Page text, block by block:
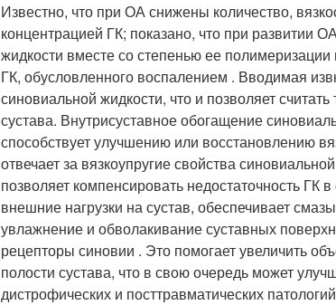
Известно, что при ОА снижены количество,
концентрацией ГК; показано, что при развитии
жидкости вместе со степенью ее
ГК, обусловленного воспалением . Вводимая
синовиальной жидкости, что и позволяет
сустава. Внутрисуставное обогащение
способствует улучшению или восстановлению
отвечает за вязкоупругие свойства
позволяет компенсировать недостаточность ГК
внешние нагрузки на сустав, обеспечивает
увлажнение и обволакивание суставных
рецепторы синовии . Это помогает увеличить
полости сустава, что в свою очередь может
дистрофических и посттравматических